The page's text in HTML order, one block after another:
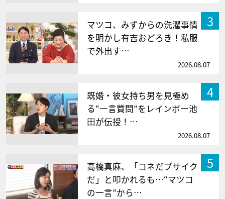
3
マツコ、みずからの洗濯事情
を明かし有吉おどろき！私服
で外出す…
2026.08.07
4
既婚・彼女持ち男を見極め
る“一言質問”をレインボー池
田が伝授！…
2026.08.07
5
高橋真麻、「コネだブサイク
だ」と叩かれるも…“マツコ
の一言”から…